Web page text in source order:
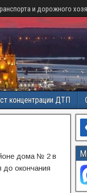
и дорожного
концентрации ДТП
дома № 2 в
до окончания